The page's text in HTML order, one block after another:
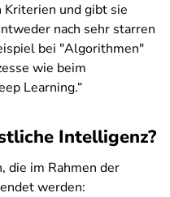
und gibt sie
nach sehr starren
bei "Algorithmen"
wie beim
Learning.“
Intelligenz?
die im Rahmen der
werden: